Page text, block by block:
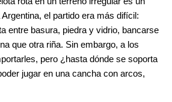
Argentina, el partido era más difícil:
entre basura, piedra y vidrio, bancarse
que otra riña. Sin embargo, a los
pero ¿hasta dónde se soporta
jugar en una cancha con arcos,